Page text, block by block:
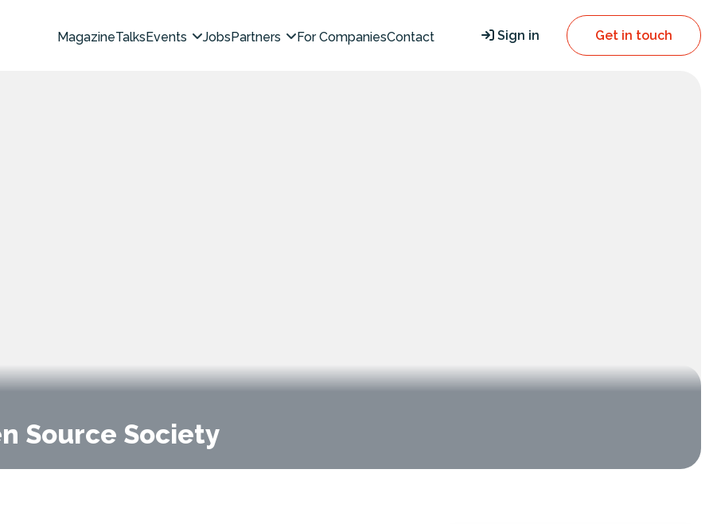
MagazineTalksEvents JobsPartners For CompaniesContact Sign in Get in touch
Source Society